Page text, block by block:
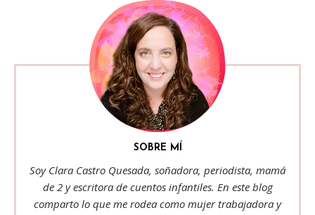
SOBRE MÍ
Soy Clara Castro Quesada, soñadora, periodista, mamá
de 2 y escritora de cuentos infantiles. En este blog
comparto lo que me rodea como mujer trabajadora y